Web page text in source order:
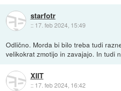
starfotr
:: 17. feb 2024, 15:49
Odlično. Morda bi bilo treba tudi
velikokrat zmotijo in zavajajo. In tudi
XIIT
:: 17. feb 2024, 16:42